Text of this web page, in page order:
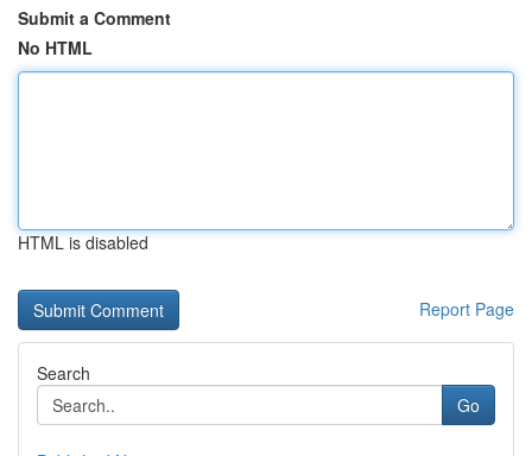
Submit a Comment
No HTML
HTML is disabled
Report Page
Search
Go